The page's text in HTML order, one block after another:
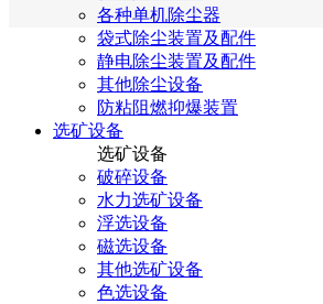
各种单机除尘器
袋式除尘装置及配件
静电除尘装置及配件
其他除尘设备
防粘阻燃抑爆装置
选矿设备
选矿设备
破碎设备
水力选矿设备
浮选设备
磁选设备
其他选矿设备
色选设备